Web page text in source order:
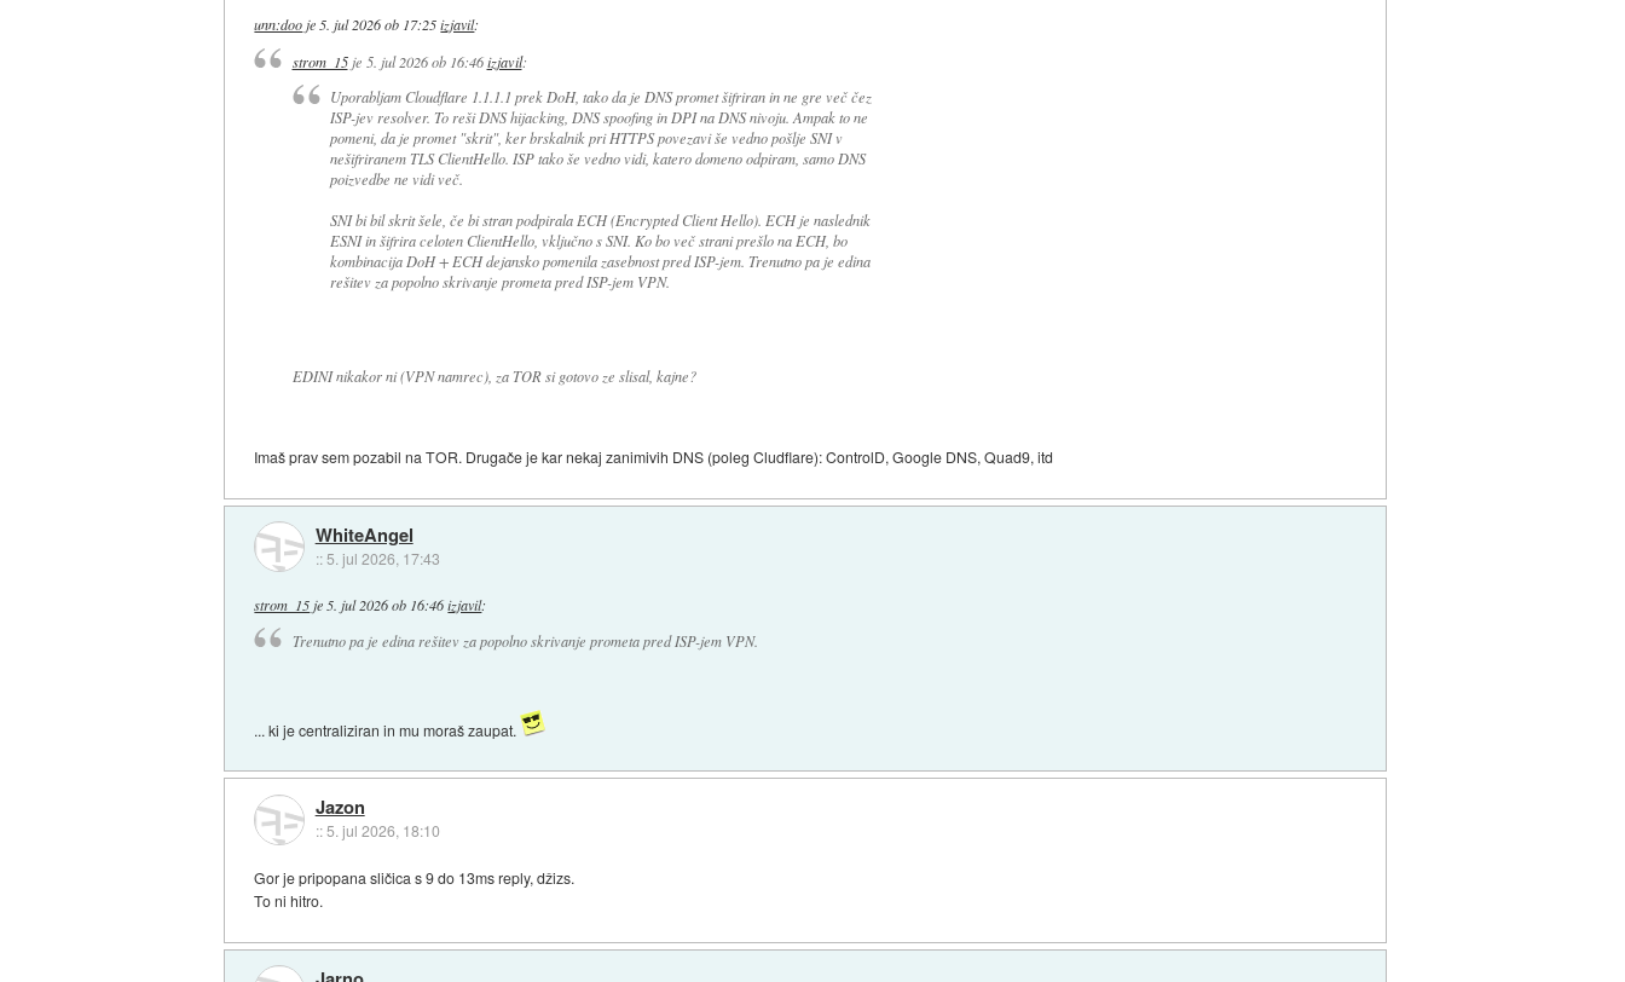
unn:dooje5. jul 2026 ob 17:25 izjavil:
strom_15je 5. jul 2026 ob 16:46 izjavil:
Uporabljam Cloudflare 1.1.1.1 prek DoH, tako da je DNS promet šifriran in ne gre več čez
ISP-jev resolver. To reši DNS hijacking, DNS spoofing in DPI na DNS nivoju. Ampak to ne
pomeni, da je promet "skrit", ker brskalnik pri HTTPS povezavi še vedno pošlje SNI v
nešifriranem TLS ClientHello. ISP tako še vedno vidi, katero domeno odpiram, samo DNS
poizvedbe ne vidi več.
SNI bi bil skrit šele, če bi stran podpirala ECH (Encrypted Client Hello). ECH je naslednik
ESNI in šifrira celoten ClientHello, vključno s SNI. Ko bo več strani prešlo na ECH, bo
kombinacija DoH + ECH dejansko pomenila zasebnost pred ISP-jem. Trenutno pa je edina
rešitev za popolno skrivanje prometa pred ISP-jem VPN.
EDINI nikakor ni (VPN namrec), za TOR si gotovo ze slisal, kajne?
Imaš prav sem pozabil na TOR. Drugače je kar nekaj zanimivih DNS (poleg Cludflare): ControlD, Google DNS, Quad9, itd
WhiteAngel
:: 5. jul 2026, 17:43
strom_15 je 5. jul 2026 ob 16:46 izjavil:
Trenutno pa je edina rešitev za popolno skrivanje prometa pred ISP-jem VPN.
... ki je centraliziran in mu moraš zaupat.
Jazon
::5. jul 2026, 18:10
Gor je pripopana sličica s 9 do 13ms reply, džizs.
To ni hitro.